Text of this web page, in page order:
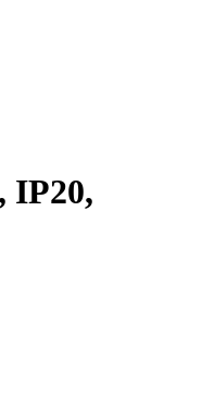
IP20,